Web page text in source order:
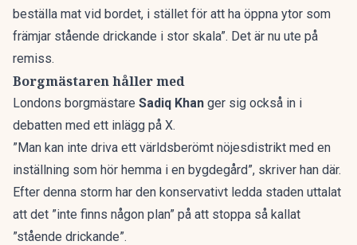
beställa mat vid bordet, i stället för att ha öppna ytor som
främjar stående drickande i stor skala”. Det är nu ute på
remiss.
Borgmästaren håller med
Londons borgmästare Sadiq Khan ger sig också in i
debatten med ett inlägg på X.
”Man kan inte driva ett världsberömt nöjesdistrikt med en
inställning som hör hemma i en bygdegård”, skriver han där.
Efter denna storm har den konservativt ledda staden uttalat
att det ”inte finns någon plan” på att stoppa så kallat
”stående drickande”.